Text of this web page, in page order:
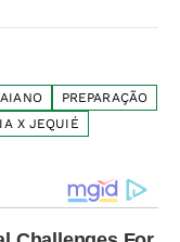
PREPARAÇÃO
X JEQUIÉ